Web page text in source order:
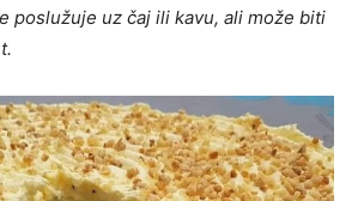
poslužuje uz čaj ili kavu, ali može biti